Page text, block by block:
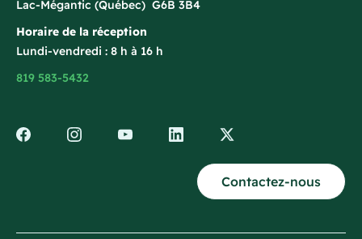
Lac-Mégantic (Québec) G6B 3B4
Horaire de la réception
Lundi-vendredi : 8 h à 16 h
819 583-5432
Contactez-nous